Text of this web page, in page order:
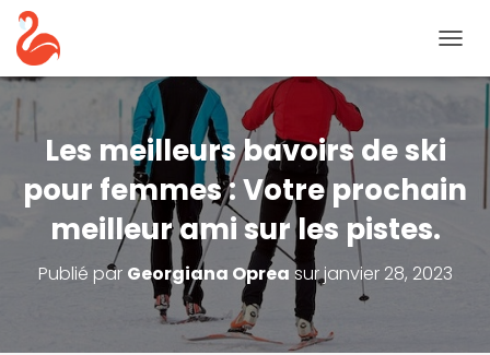
A
E
R
N
A
Les meilleurs bavoirs de ski
pour femmes : Votre prochain
meilleur ami sur les pistes.
Publié par Georgiana Oprea surjanvier 28, 2023